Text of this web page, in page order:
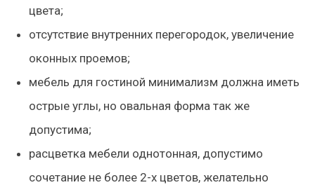
цвета;
отсутствие внутренних перегородок, увеличение
оконных проемов;
мебель для гостиной минимализм должна иметь
острые углы, но овальная форма так же
допустима;
расцветка мебели однотонная, допустимо
сочетание не более 2-х цветов, желательно